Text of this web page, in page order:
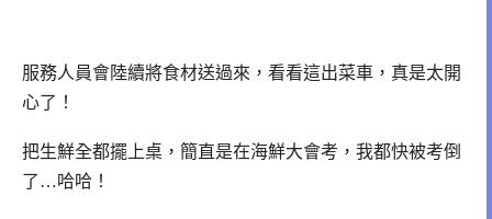
服務人員會陸續將食材送過來，看看這出菜車，真是太開
心了！
把生鮮全都擺上桌，簡直是在海鮮大會考，我都快被考倒
了…哈哈！